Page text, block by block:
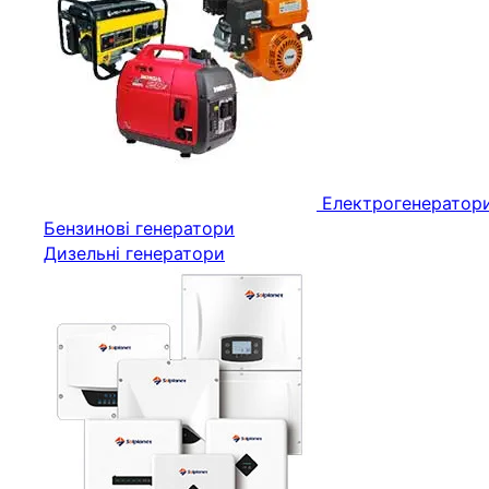
Бензинові генератори
Дизельні генератори